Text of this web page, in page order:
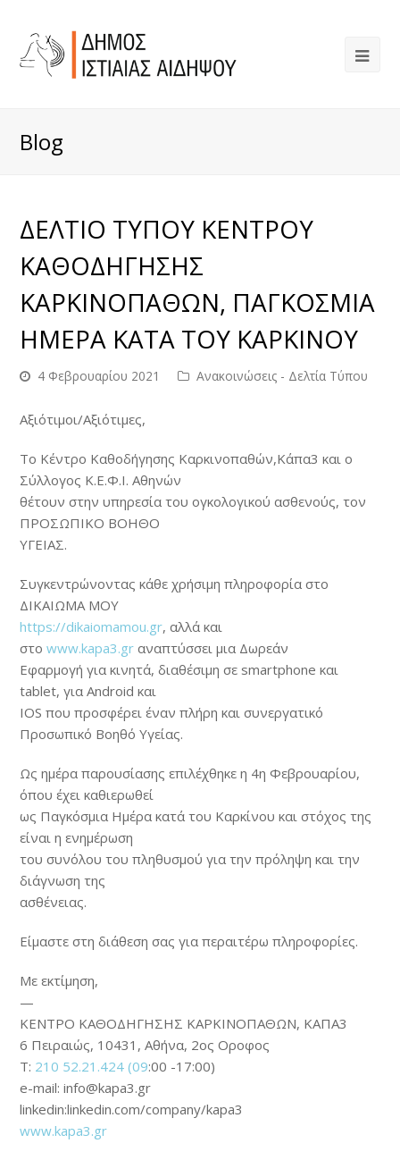
Blog
ΔΕΛΤΙΟ ΤΥΠΟΥ ΚΕΝΤΡΟΥ
ΚΑΘΟΔΗΓΗΣΗΣ
ΚΑΡΚΙΝΟΠΑΘΩΝ, ΠΑΓΚΟΣΜΙΑ
ΗΜΕΡΑ ΚΑΤΑ ΤΟΥ ΚΑΡΚΙΝΟΥ
4 Φεβρουαρίου 2021 Ανακοινώσεις - Δελτία Τύπου
Αξιότιμοι/Αξιότιμες,
Το Κέντρο Καθοδήγησης Καρκινοπαθών,Κάπα3 και ο
Σύλλογος Κ.Ε.Φ.Ι. Αθηνών
θέτουν στην υπηρεσία του ογκολογικού ασθενούς, τον
ΠΡΟΣΩΠΙΚΟ ΒΟΗΘΟ
ΥΓΕΙΑΣ.
Συγκεντρώνοντας κάθε χρήσιμη πληροφορία στο
ΔΙΚΑΙΩΜΑ ΜΟΥ
https://dikaiomamou.gr, αλλά και
στοwww.kapa3.gr αναπτύσσει μια Δωρεάν
Εφαρμογή για κινητά, διαθέσιμη σε smartphone και
tablet, για Android και
IOS που προσφέρει έναν πλήρη και συνεργατικό
Προσωπικό Βοηθό Υγείας.
Ως ημέρα παρουσίασης επιλέχθηκε η 4η Φεβρουαρίου,
όπου έχει καθιερωθεί
ως Παγκόσμια Ημέρα κατά του Καρκίνου και στόχος της
είναι η ενημέρωση
του συνόλου του πληθυσμού για την πρόληψη και την
διάγνωση της
ασθένειας.
Είμαστε στη διάθεση σας για περαιτέρω πληροφορίες.
Με εκτίμηση,
—
ΚΕΝΤΡΟ ΚΑΘΟΔΗΓΗΣΗΣ ΚΑΡΚΙΝΟΠΑΘΩΝ, ΚΑΠΑ3
6 Πειραιώς, 10431, Αθήνα, 2ος Οροφος
Τ: 210 52.21.424 (09:00 -17:00)
e-mail:info@kapa3.gr
linkedin:linkedin.com/company/kapa3
www.kapa3.gr